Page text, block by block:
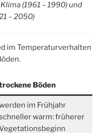
(1961 – 1990) und
– 2050)
im Temperaturverhalten
Böden
im Frühjahr
warm: früherer